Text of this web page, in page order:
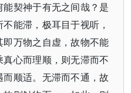
契神于有无之间哉？是
能滞，极耳目于视听，
万物之自虚，故物不能
心而理顺，则无滞而不
顺适。无滞而不通，故